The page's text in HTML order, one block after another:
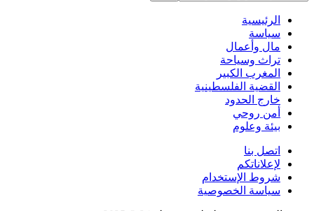
الرئيسية
سياسة
مال وأعمال
تراث وسياحة
المغرب الكبير
القضية الفلسطينية
خارج الحدود
أمن روحي
بيئة وعلوم
اتصل بنا
لإعلاناتكم
شروط الإستخدام
سياسة الخصوصية